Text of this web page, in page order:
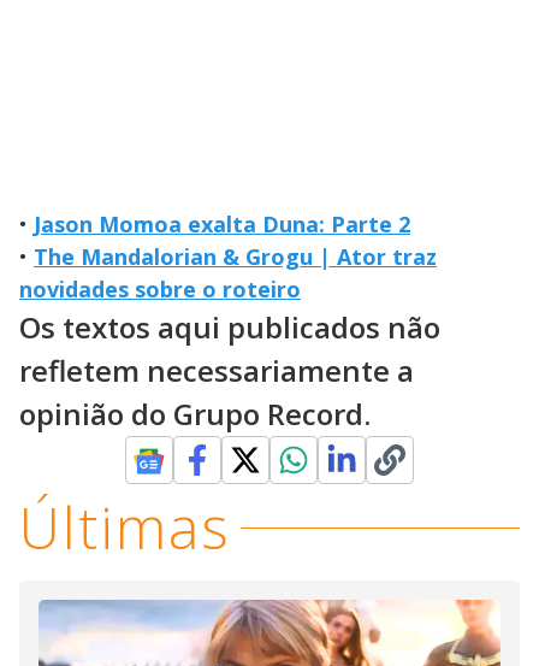
• Jason Momoa exalta Duna: Parte 2
• The Mandalorian & Grogu | Ator traz
novidades sobre o roteiro
Os textos aqui publicados não
refletem necessariamente a
opinião do Grupo Record.
Últimas